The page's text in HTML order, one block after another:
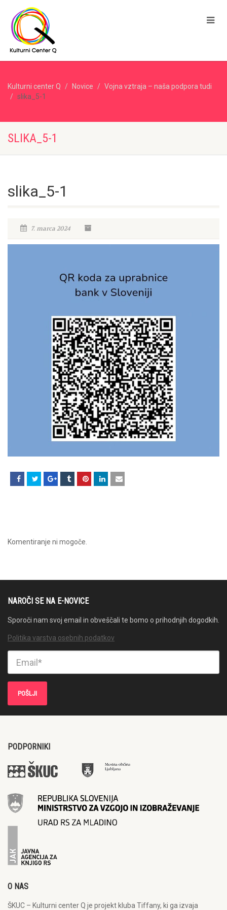
Kulturni center Q Novice
Vojna vztraja – naša podpora tudi
slika_5-1
SLIKA_5-1
slika_5-1
7. marca 2024
Komentiranje ni mogoče.
NAROČI SE NA E-NOVICE
Sporoči nam svoj email in obveščali te bomo o prihodnjih dogodkih.
Politika varstva osebnih podatkov
PODPORNIKI
O NAS
ŠKUC – Kulturni center Q je projekt kluba Tiffany, ki ga izvaja